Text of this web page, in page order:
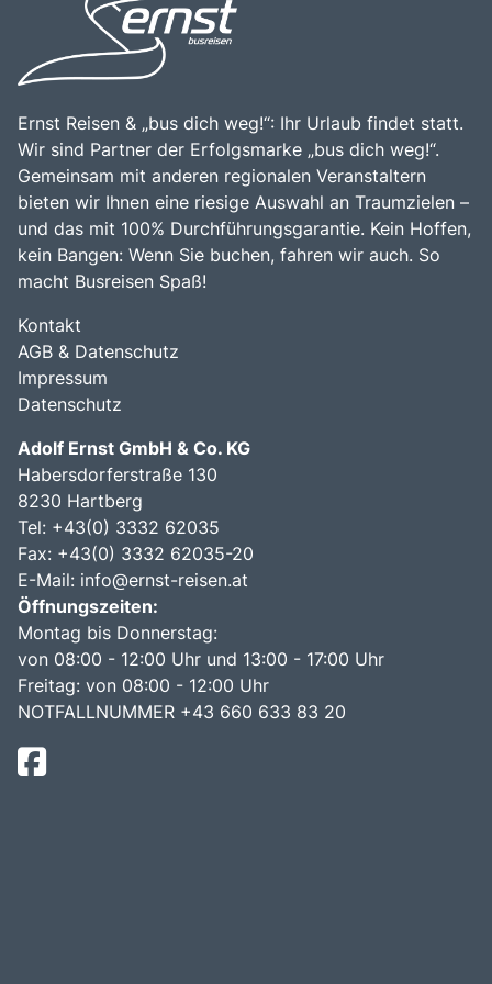
Kammersee zu einem unverzichtbaren Ziel für Reisende,
die die Vielfalt und den Charme dieser einzigartigen
Region entdecken möchten.
Ernst Reisen & „bus dich weg!“: Ihr Urlaub findet statt.
Wir sind Partner der Erfolgsmarke „bus dich weg!“.
Gemeinsam mit anderen regionalen Veranstaltern
bieten wir Ihnen eine riesige Auswahl an Traumzielen –
und das mit 100% Durchführungsgarantie. Kein Hoffen,
kein Bangen: Wenn Sie buchen, fahren wir auch. So
macht Busreisen Spaß!
Kontakt
AGB & Datenschutz
Impressum
Datenschutz
Adolf Ernst GmbH & Co. KG
Habersdorferstraße 130
8230 Hartberg
Tel: +43(0) 3332 62035
Fax: +43(0) 3332 62035-20
E-Mail: info@ernst-reisen.at
Öffnungszeiten:
Montag bis Donnerstag:
von 08:00 - 12:00 Uhr und 13:00 - 17:00 Uhr
Freitag: von 08:00 - 12:00 Uhr
NOTFALLNUMMER +43 660 633 83 20